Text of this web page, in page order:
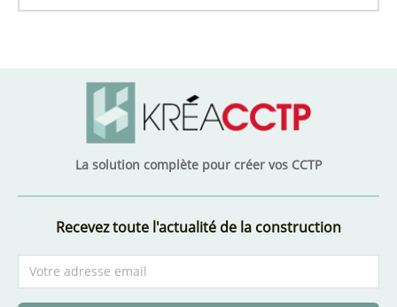
La solution complète pour créer vos CCTP
Recevez toute l'actualité de la construction